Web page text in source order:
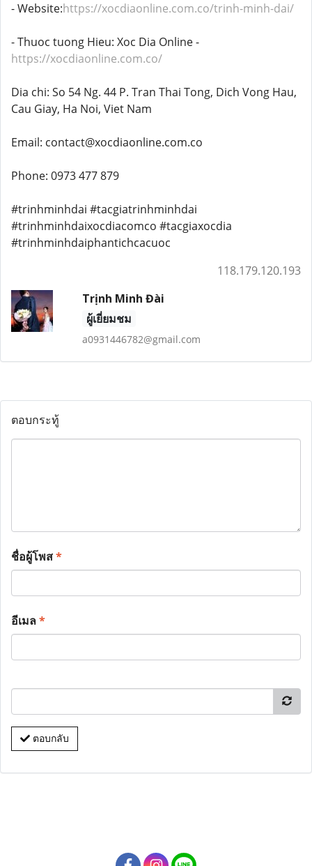
- Website:https://xocdiaonline.com.co/trinh-minh-dai/
- Thuoc tuong Hieu: Xoc Dia Online -
https://xocdiaonline.com.co/
Dia chi: So 54 Ng. 44 P. Tran Thai Tong, Dich Vong Hau,
Cau Giay, Ha Noi, Viet Nam
Email: contact@xocdiaonline.com.co
Phone: 0973 477 879
#trinhminhdai #tacgiatrinhminhdai
#trinhminhdaixocdiacomco #tacgiaxocdia
#trinhminhdaiphantichcacuoc
118.179.120.193
Trịnh Minh Đài
ผู้เยี่ยมชม
a0931446782@gmail.com
ตอบกระทู้
ชื่อผู้โพส*
อีเมล*
ตอบกลับ